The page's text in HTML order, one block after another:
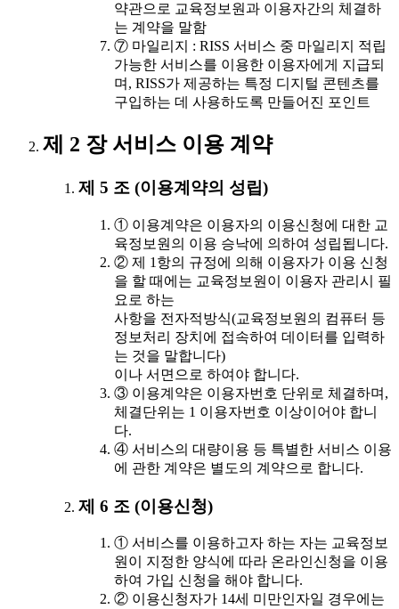
약관으로 교육정보원과 이용자간의 체결하
는 계약을 말함
⑦ 마일리지 : RISS 서비스 중 마일리지 적립
가능한 서비스를 이용한 이용자에게 지급되
며, RISS가 제공하는 특정 디지털 콘텐츠를
구입하는 데 사용하도록 만들어진 포인트
제 2 장 서비스 이용 계약
제 5 조 (이용계약의 성립)
① 이용계약은 이용자의 이용신청에 대한 교
육정보원의 이용 승낙에 의하여 성립됩니다.
② 제 1항의 규정에 의해 이용자가 이용 신청
을 할 때에는 교육정보원이 이용자 관리시 필
요로 하는
사항을 전자적방식(교육정보원의 컴퓨터 등
정보처리 장치에 접속하여 데이터를 입력하
는 것을 말합니다)
이나 서면으로 하여야 합니다.
③ 이용계약은 이용자번호 단위로 체결하며,
체결단위는 1 이용자번호 이상이어야 합니
다.
④ 서비스의 대량이용 등 특별한 서비스 이용
에 관한 계약은 별도의 계약으로 합니다.
제 6 조 (이용신청)
① 서비스를 이용하고자 하는 자는 교육정보
원이 지정한 양식에 따라 온라인신청을 이용
하여 가입 신청을 해야 합니다.
② 이용신청자가 14세 미만인자일 경우에는